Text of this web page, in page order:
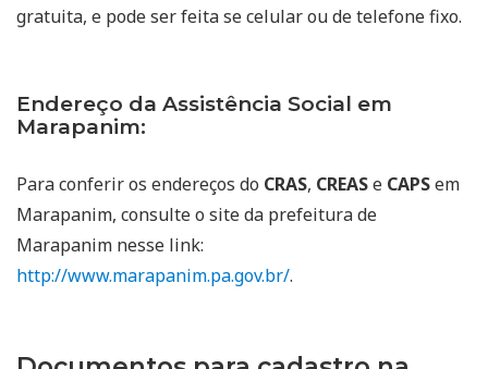
gratuita, e pode ser feita se celular ou de telefone fixo.
Endereço da Assistência Social em
Marapanim:
Para conferir os endereços do CRAS, CREASe CAPSem
Marapanim, consulte o site da prefeitura de
Marapanim nesse link:
http://www.marapanim.pa.gov.br/.